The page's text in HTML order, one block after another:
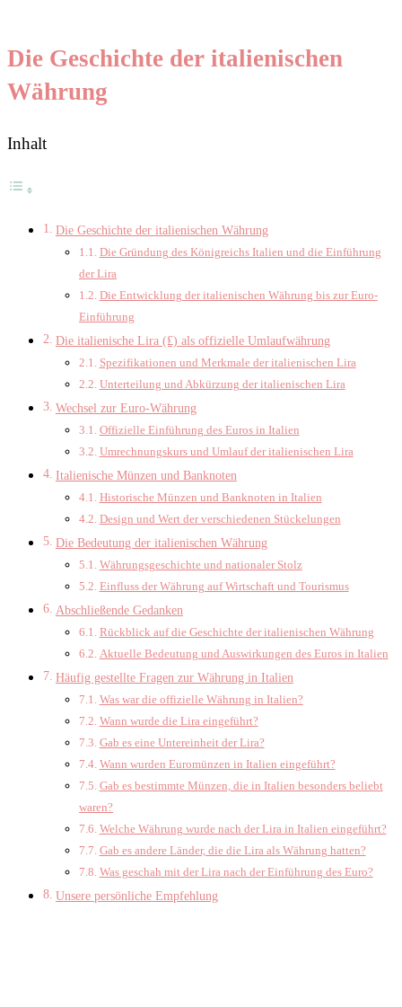
Die Geschichte der italienischen
Währung
Inhalt
Die Geschichte der italienischen Währung
Die Gründung des Königreichs Italien und die Einführung
der Lira
Die Entwicklung der italienischen Währung bis zur Euro-
Einführung
Die italienische Lira (₤) als offizielle Umlaufwährung
Spezifikationen und Merkmale der italienischen Lira
Unterteilung und Abkürzung der italienischen Lira
Wechsel zur Euro-Währung
Offizielle Einführung des Euros in Italien
Umrechnungskurs und Umlauf der italienischen Lira
Italienische Münzen und Banknoten
Historische Münzen und Banknoten in Italien
Design und Wert der verschiedenen Stückelungen
Die Bedeutung der italienischen Währung
Währungsgeschichte und nationaler Stolz
Einfluss der Währung auf Wirtschaft und Tourismus
Abschließende Gedanken
Rückblick auf die Geschichte der italienischen Währung
Aktuelle Bedeutung und Auswirkungen des Euros in Italien
Häufig gestellte Fragen zur Währung in Italien
Was war die offizielle Währung in Italien?
Wann wurde die Lira eingeführt?
Gab es eine Untereinheit der Lira?
Wann wurden Euromünzen in Italien eingeführt?
Gab es bestimmte Münzen, die in Italien besonders beliebt
waren?
Welche Währung wurde nach der Lira in Italien eingeführt?
Gab es andere Länder, die die Lira als Währung hatten?
Was geschah mit der Lira nach der Einführung des Euro?
Unsere persönliche Empfehlung